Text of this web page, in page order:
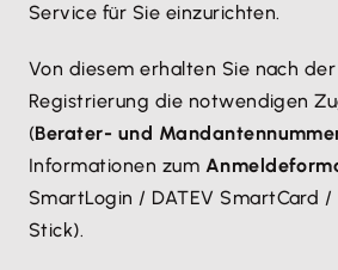
Service für Sie einzurichten.
Von diesem erhalten Sie nach
Registrierung die notwendigen
(Berater- und
Informationen zum
SmartLogin / DATEV SmartCard
Stick).